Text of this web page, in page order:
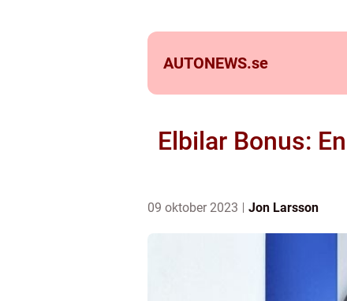
AUTONEWS.se
Elbilar Bonus:
09 oktober 2023 Jon Larsson